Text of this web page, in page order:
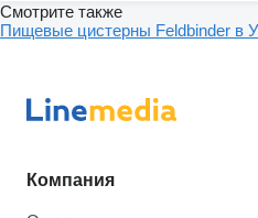
Смотрите также
Пищевые цистерны Feldbinder в
Компания